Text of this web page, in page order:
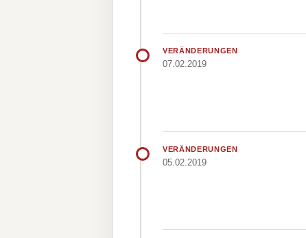
VERÄNDERUNGEN
07.02.2019
VERÄNDERUNGEN
05.02.2019